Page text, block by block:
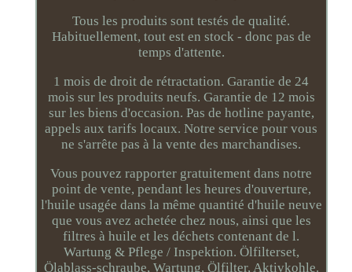
Tous les produits sont testés de qualité.
Habituellement, tout est en stock - donc pas de
temps d'attente.
1 mois de droit de rétractation. Garantie de 24
mois sur les produits neufs. Garantie de 12 mois
sur les biens d'occasion. Pas de hotline payante,
appels aux tarifs locaux. Notre service pour vous
ne s'arrête pas à la vente des marchandises.
Vous pouvez rapporter gratuitement dans notre
point de vente, pendant les heures d'ouverture,
l'huile usagée dans la même quantité d'huile neuve
que vous avez achetée chez nous, ainsi que les
filtres à huile et les déchets contenant de l.
Wartung & Pflege / Inspektion. Ölfilterset,
Ölablass-schraube, Wartung, Ölfilter, Aktivkohle.